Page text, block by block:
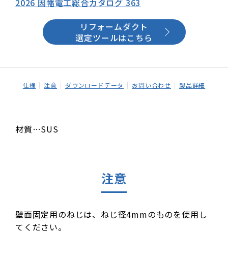
2026 因幡電工総合カタログ 363
リフォームダクト
選定ツールはこちら
仕様 注意 ダウンロードデータ お問い合わせ 製品詳細
材質…SUS
注意
壁面固定用のねじは、ねじ径4mmのものを使用し
てください。